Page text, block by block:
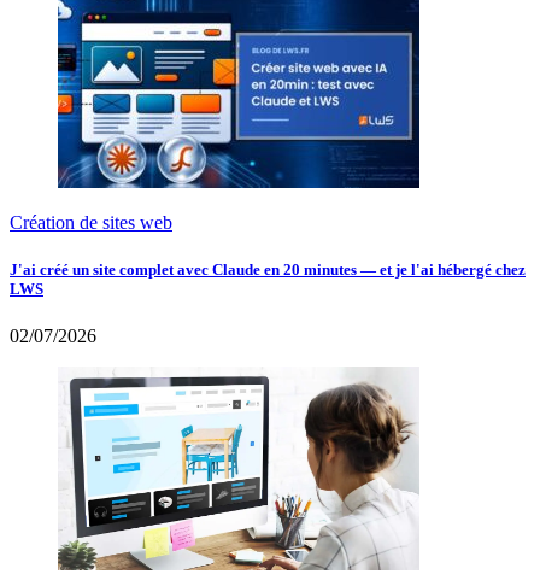
Création de sites web
J'ai créé un site complet avec Claude en 20 minutes — et je l'ai hébergé chez
LWS
02/07/2026